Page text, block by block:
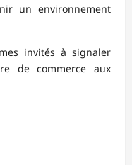
un environnement
invités à signaler
de commerce aux